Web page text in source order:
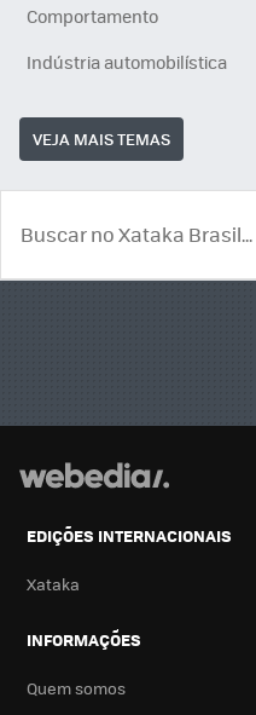
Comportamento
Indústria automobilística
VEJA MAIS TEMAS
EDIÇÕES INTERNACIONAIS
Xataka
INFORMAÇÕES
Quem somos